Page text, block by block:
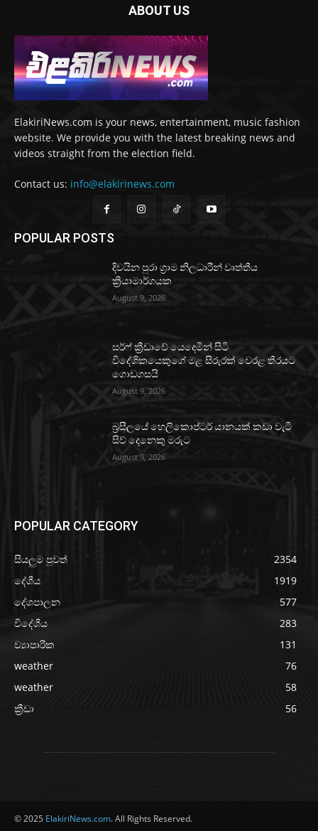
ABOUT US
ElakiriNews.com is your news, entertainment, music fashion
website. We provide you with the latest breaking news and
videos straight from the election field.
Contact us: info@elakirinews.com
POPULAR POSTS
දිවයින පුරා ග්‍රාම නිලධාරීන් වෘත්තීය
ක්‍රියාමාර්ගයක
August 9, 2026
සර්ෆ් ක්‍රීඩාවේ යෙදෙමින් සිටි
විදේශිකයෙකුගේ මළ සිරුරක් වෙරළ තීරයට
ගොඩගසයි
August 9, 2026
බ්‍රසීලයේ හෙලිකොප්ටර් යානයක් කඩා වැටී
සිව් දෙනෙකු මරුට
August 9, 2026
POPULAR CATEGORY
සියලුම පුවත්
2354
දේශීය
1919
දේශපාලන
577
විදේශීය
283
ව්‍යාපාරික
131
weather
76
weather
58
ක්‍රීඩා
56
© 2025 ElakiriNews.com. All Rights Reserved.